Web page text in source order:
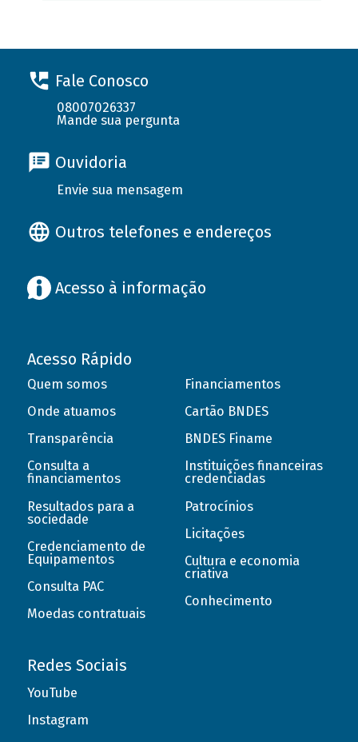
Fale Conosco
08007026337
Mande sua pergunta
Ouvidoria
Envie sua mensagem
Outros telefones e endereços
Acesso à informação
Acesso Rápido
Quem somos
Onde atuamos
Transparência
Consulta a
financiamentos
Resultados para a
sociedade
Credenciamento de
Equipamentos
Consulta PAC
Moedas contratuais
Financiamentos
Cartão BNDES
BNDES Finame
Instituições financeiras
credenciadas
Patrocínios
Licitações
Cultura e economia
criativa
Conhecimento
Redes Sociais
YouTube
Instagram